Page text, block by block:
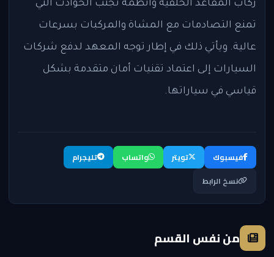
ركاب المقاعد الخلفية وأنظمة تجنب الحوادث التي
تمنع التصادمات مع المشاة والمركبات بسرعات
عالية. ويأتي ذلك في إطار توجه المعهد لدفع شركات
السيارات إلى اعتماد تقنيات أمان متقدمة بشكل
قياسي في سياراتها.
فيسبوك تويتر واتساب
تليجرام
نسخ الرابط
من نفس القسم